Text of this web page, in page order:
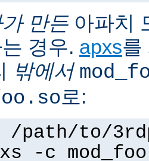
만든아파치
경우. apxs를
밖에서
로:
/path/to/
-c